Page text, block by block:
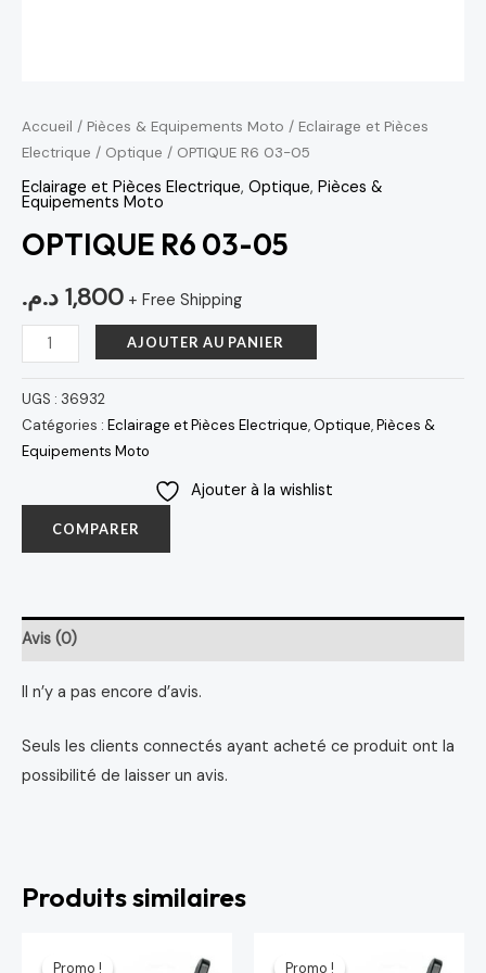
Accueil / Pièces & Equipements Moto / Eclairage et Pièces
Electrique / Optique / OPTIQUE R6 03-05
Eclairage et Pièces Electrique, Optique, Pièces &
Equipements Moto
OPTIQUE R6 03-05
1,800 د.م. + Free Shipping
AJOUTER AU PANIER
UGS : 36932
Catégories : Eclairage et Pièces Electrique,Optique,Pièces &
Equipements Moto
Ajouter à la wishlist
COMPARER
Avis (0)
Il n’y a pas encore d’avis.
Seuls les clients connectés ayant acheté ce produit ont la
possibilité de laisser un avis.
Produits similaires
Promo !
Promo ! Promo !
Promo !